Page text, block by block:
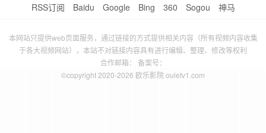
RSS订阅
Baidu Google Bing 360 Sogou 神马
本网站只提供web页面服务，通过链接的方式提供相关内容（所有视频内容收集
于各大视频网站），本站不对链接内容具有进行编辑、整理、修改等权利
合作邮箱： 备案号：
©copyright 2020-2026 欧乐影院 ouletv1.com